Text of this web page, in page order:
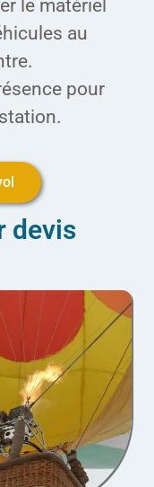
le matériel
au
pour
devis